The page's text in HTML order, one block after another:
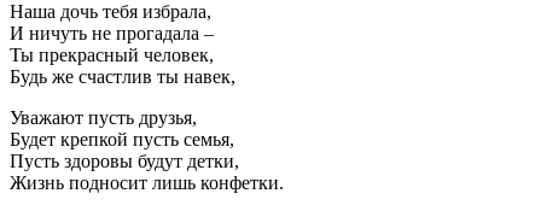
Наша дочь тебя избрала,
И ничуть не прогадала –
Ты прекрасный человек,
Будь же счастлив ты навек,
Уважают пусть друзья,
Будет крепкой пусть семья,
Пусть здоровы будут детки,
Жизнь подносит лишь конфетки.